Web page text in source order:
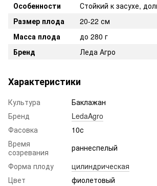
Особенности
Стойкий к засухе,
Размер плода
20-22 см
Масса плода
до 280 г
Бренд
Леда Агро
Характеристики
Культура
Баклажан
Бренд
LedaAgro
Фасовка
10с
Время
созревания
раннеспелый
Форма плоду
цилиндрическая
Цвет
фиолетовый